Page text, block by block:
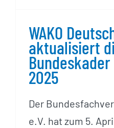
WAKO
aktualisiert
2025
Der
e.V. hat zum 5.